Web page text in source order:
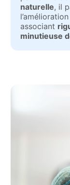
naturelle, il
associant
minutieuse